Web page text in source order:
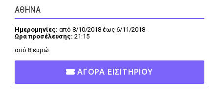
A-List LGBTQI+
Xmas
LIFE
ΑΘΗΝΑ
Ημερομηνίες: από 8/10/2018 έως 6/11/2018
Ωρα προσέλευσης: 21:15
από 8 ευρώ
ΑΓΟΡΑ ΕΙΣΙΤΗΡΙΟΥ